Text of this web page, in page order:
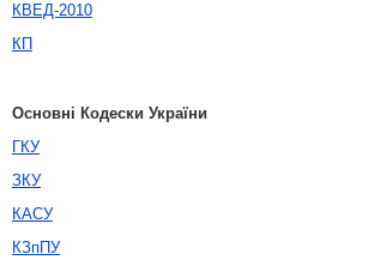
КВЕД-2010
КП
Основні Кодески України
ГКУ
ЗКУ
КАСУ
КЗпПУ